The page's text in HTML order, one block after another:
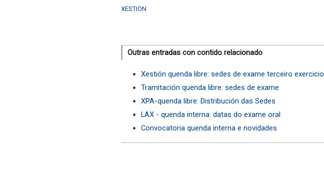
XESTION
Outras entradas con contido relacionado
Xestión quenda libre: sedes de exame terceiro exercicio
Tramitación quenda libre: sedes de exame
XPA-quenda libre: Distribución das Sedes
LAX - quenda interna: datas do exame oral
Convocatoria quenda interna e novidades